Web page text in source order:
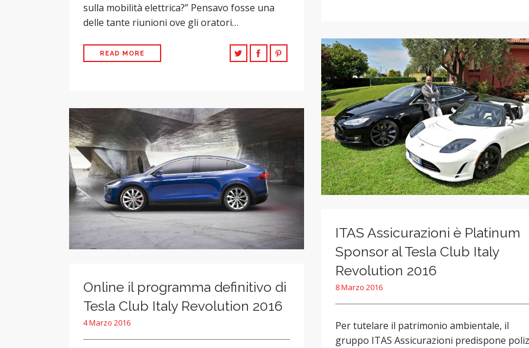
sulla mobilità elettrica?” Pensavo fosse una
delle tante riunioni ove gli oratori…
READ MORE
ITAS Assicurazioni è Platinum
Sponsor al Tesla Club Italy
Revolution 2016
8 Marzo 2016
Per tutelare il patrimonio ambientale, il
gruppo ITAS Assicurazioni predispone
Online il programma definitivo di
Tesla Club Italy Revolution 2016
4 Marzo 2016